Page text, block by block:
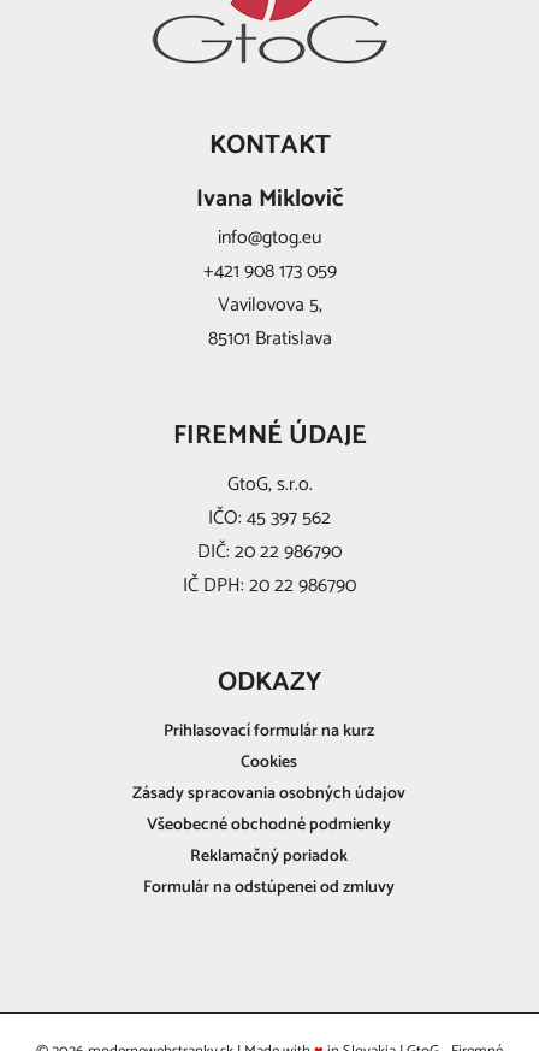
KONTAKT
Ivana Miklovič
info@gtog.eu
+421 908 173 059
Vavilovova 5,
85101 Bratislava
FIREMNÉ ÚDAJE
GtoG, s.r.o.
IČO: 45 397 562
DIČ: 20 22 986790
IČ DPH: 20 22 986790
ODKAZY
Prihlasovací formulár na kurz
Cookies
Zásady spracovania osobných údajov
Všeobecné obchodné podmienky
Reklamačný poriadok
Formulár na odstúpenei od zmluvy